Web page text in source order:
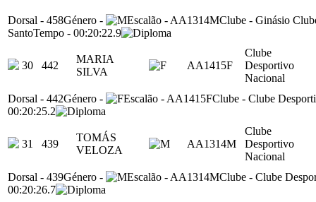
Dorsal - 458Género - Escalão - AA1314MClube - Ginásio
SantoTempo - 00:20:22.9
30 442
MARIA
SILVA
AA1415F
Clube
Desportivo
Nacional
Dorsal - 442Género - Escalão - AA1415FClube - Clube
00:20:25.2
31 439
TOMÁS
VELOZA
AA1314M
Clube
Desportivo
Nacional
Dorsal - 439Género - Escalão - AA1314MClube - Clube
00:20:26.7